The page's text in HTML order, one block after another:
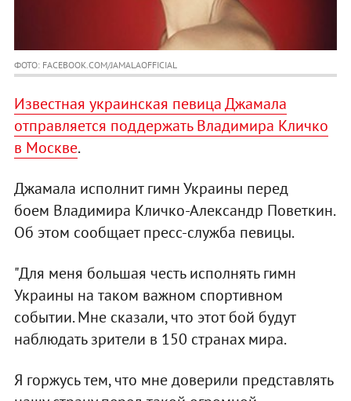
ФОТО: FACEBOOK.COM/JAMALAOFFICIAL
Известная украинская певица Джамала
отправляется поддержать Владимира Кличко
в Москве.
Джамала исполнит гимн Украины перед
боем Владимира Кличко-Александр Поветкин.
Об этом сообщает пресс-служба певицы.
"Для меня большая честь исполнять гимн
Украины на таком важном спортивном
событии. Мне сказали, что этот бой будут
наблюдать зрители в 150 странах мира.
Я горжусь тем, что мне доверили представлять